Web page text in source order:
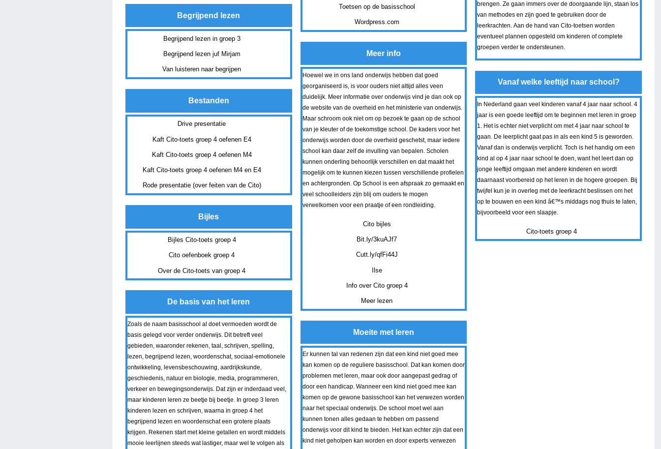
Begrijpend lezen
Begrijpend lezen in groep 3
Begrijpend lezen juf Mirjam
Van luisteren naar begrijpen
Bestanden
Drive presentatie
Kaft Cito-toets groep 4 oefenen E4
Kaft Cito-toets groep 4 oefenen M4
Kaft Cito-toets groep 4 oefenen M4 en E4
Rode presentatie (over feiten van de Cito)
Bijles
Bijles Cito-toets groep 4
Cito oefenboek groep 4
Over de Cito-toets van groep 4
De basis van het leren
Zoals de naam basisschool al doet vermoeden wordt de
basis gelegd voor verder onderwijs. Dit betreft veel
gebieden, waaronder rekenen, taal, schrijven, spelling,
lezen, begrijpend lezen, woordenschat, sociaal-emotionele
ontwikkeling, levensbeschouwing, aardrijkskunde,
geschiedenis, natuur en biologie, media, programmeren,
verkeer en bewegingsonderwijs. Dat zijn er inderdaad veel,
maar kinderen leren ze beetje bij beetje. In groep 3 leren
kinderen lezen en schrijven, waarna in groep 4 het
begrijpend lezen en woordenschat een grotere plaats
krijgen. Rekenen start met kleine getallen en wordt middels
mooie leerlijnen steeds wat lastiger, maar wel te volgen als
Toetsen op de basisschool
Wordpress.com
Meer info
Hoewel we in ons land onderwijs hebben dat goed
georganiseerd is, is voor ouders niet altijd alles veen
duidelijk. Meer informatie over onderwijs vind je dan ook op
de website van de overheid en het ministerie van onderwijs.
Maar schroom ook niet om op bezoek te gaan op de school
van je kleuter of de toekomstige school. De kaders voor het
onderwijs worden door de overheid geschetst, maar iedere
school kan daar zelf de invulling van bepalen. Scholen
kunnen onderling behoorlijk verschillen en dat maakt het
mogelijk om te kunnen kiezen tussen verschillende profielen
en achtergronden. Op School is een afspraak zo gemaakt en
veel schoolleiders zijn blij om ouders te mogen
verwelkomen voor een praatje of een rondleiding.
Cito bijles
Bit.ly/3kuAJf7
Cutt.ly/qfFi44J
Ilse
Info over Cito groep 4
Meer lezen
Moeite met leren
Er kunnen tal van redenen zijn dat een kind niet goed mee
kan komen op de reguliere basisschool. Dat kan komen door
problemen met leren, maar ook door aangepast gedrag of
door een handicap. Wanneer een kind niet goed mee kan
komen op de gewone basisschool kan het verwezen worden
naar het speciaal onderwijs. De school moet wel aan
kunnen tonen alles gedaan te hebben om passend
onderwijs voor dit kind te bieden. Het kan echter zijn dat een
kind niet geholpen kan worden en door experts verwezen
brengen. Ze gaan immers over de doorgaande lijn, staan los
van methodes en zijn goed te gebruiken door de
leerkrachten. Aan de hand van Cito-toetsen worden
eventueel plannen opgesteld om kinderen of complete
groepen verder te ondersteunen.
Vanaf welke leeftijd naar school?
In Nederland gaan veel kinderen vanaf 4 jaar naar school. 4
jaar is een goede leeftijd om te beginnen met leren in groep
1. Het is echter niet verplicht om met 4 jaar naar school te
gaan. De leerplicht gaat pas in als een kind 5 is geworden.
Vanaf dan is onderwijs verplicht. Toch is het handig om een
kind al op 4 jaar naar school te doen, want het leert dan op
jonge leeftijd omgaan met andere kinderen en wordt
daarnaast voorbereid op het leren in de hogere groepen. Bij
twijfel kun je in overleg met de leerkracht beslissen om het
op te bouwen en een kind â€™s middags nog thuis te laten,
bijvoorbeeld voor een slaapje.
Cito-toets groep 4